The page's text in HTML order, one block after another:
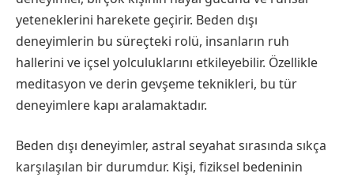
yeteneklerini harekete geçirir. Beden dışı
deneyimlerin bu süreçteki rolü, insanların ruh
hallerini ve içsel yolculuklarını etkileyebilir. Özellikle
meditasyon ve derin gevşeme teknikleri, bu tür
deneyimlere kapı aralamaktadır.
Beden dışı deneyimler, astral seyahat sırasında sıkça
karşılaşılan bir durumdur. Kişi, fiziksel bedeninin